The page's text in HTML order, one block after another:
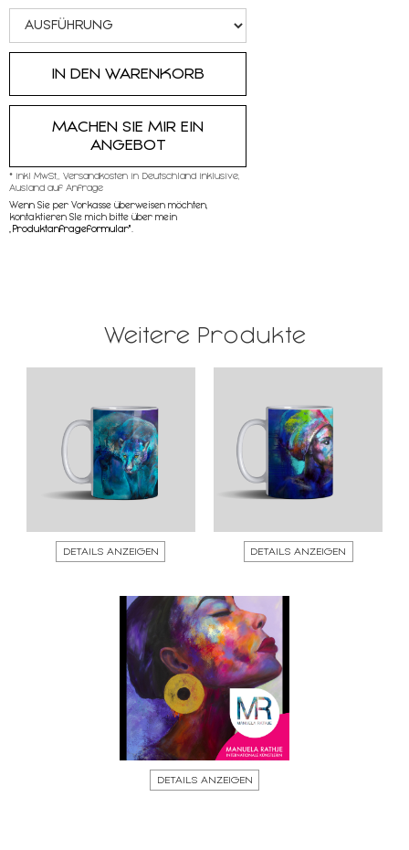
MACHEN SIE MIR EIN
ANGEBOT
* inkl MwSt,, Versandkosten in Deutschland inklusive,
Ausland auf Anfrage
Wenn Sie per Vorkasse überweisen möchten,
kontaktieren SIe mich bitte über mein
Produktanfrageformular"
Weitere Produkte
DETAILS ANZEIGEN DETAILS ANZEIGEN
DETAILS ANZEIGEN